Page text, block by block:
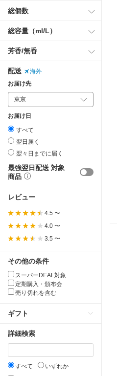
総個数
総容量（ml/L）
芳香/無香
配送
海外
お届け先
お届け日
すべて
翌日届く
翌々日までに届く
最強翌日配送 対象
商品
レビュー
4.5 〜
4.0 〜
3.5 〜
その他の条件
スーパーDEAL対象
定期購入・頒布会
売り切れを含む
ギフト
詳細検索
すべて
いずれか